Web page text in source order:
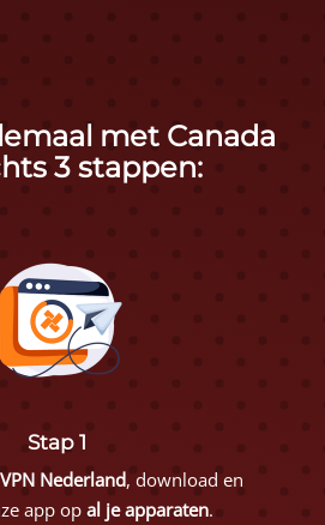
met Canada
3 stappen:
Stap 1
Nederland, download en
app op al je apparaten.